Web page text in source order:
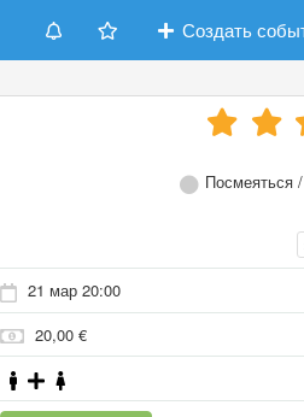
Создать
Посмеяться
21 мар 20:00
20,00 €